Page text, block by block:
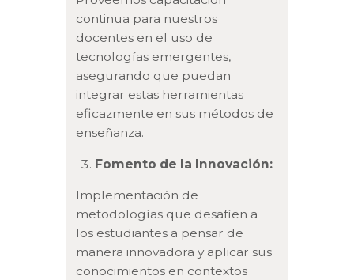
continua para nuestros
docentes en el uso de
tecnologías emergentes,
asegurando que puedan
integrar estas herramientas
eficazmente en sus métodos de
enseñanza.
Fomento de la Innovación:
Implementación de
metodologías que desafíen a
los estudiantes a pensar de
manera innovadora y aplicar sus
conocimientos en contextos